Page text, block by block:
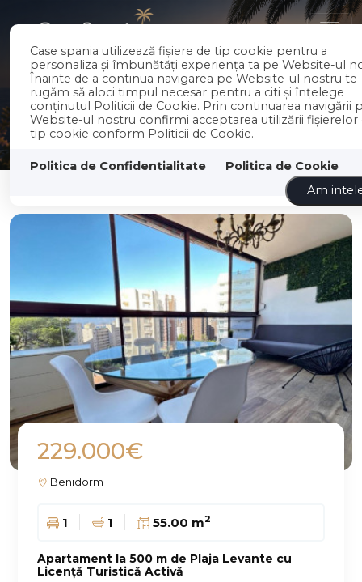
Case spania utilizează fişiere de tip cookie pentru a
personaliza și îmbunătăți experiența ta pe Website-ul
Înainte de a continua navigarea pe Website-ul nostru te
rugăm să aloci timpul necesar pentru a citi și înțelege
conținutul Politicii de Cookie. Prin continuarea navigării
Website-ul nostru confirmi acceptarea utilizării fişierelor
tip cookie conform Politicii de Cookie.
Politica de Confidentialitate
Politica de Cookie
Am
Filtreaza Cele mai noi
229.000€
Benidorm
1 1 55.00 m2
Apartament la 500 m de Plaja Levante cu
Licență Turistică Activă